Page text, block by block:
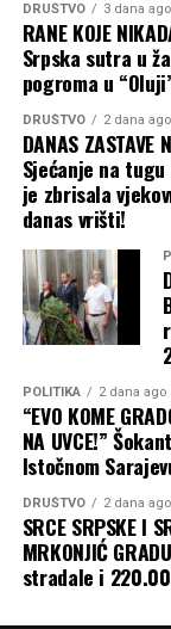
DRUŠTVO 3 dana ago
RANE KOJE
Srpska sutra u
pogroma u
DRUŠTVO 2 dana ago
DANAS ZASTAVE
Sjećanje na
je zbrisala
danas vrišti!
POLITIKA 2 dana ago
“EVO KOME
NA UVCE!”
Istočnom
DRUŠTVO 2 dana ago
SRCE SRPSKE I
MRKONJIĆ
stradale i